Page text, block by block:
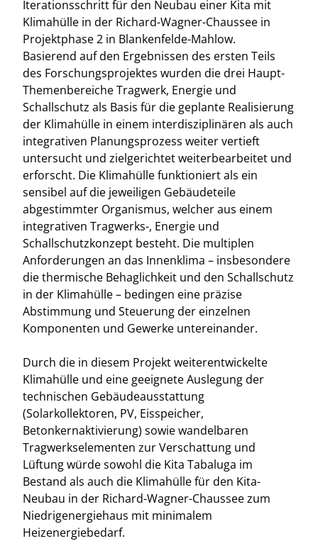
Iterationsschritt für den Neubau einer Kita mit
Klimahülle in der Richard-Wagner-Chaussee in
Projektphase 2 in Blankenfelde-Mahlow.
Basierend auf den Ergebnissen des ersten Teils
des Forschungsprojektes wurden die drei Haupt-
Themenbereiche Tragwerk, Energie und
Schallschutz als Basis für die geplante Realisierung
der Klimahülle in einem interdisziplinären als auch
integrativen Planungsprozess weiter vertieft
untersucht und zielgerichtet weiterbearbeitet und
erforscht. Die Klimahülle funktioniert als ein
sensibel auf die jeweiligen Gebäudeteile
abgestimmter Organismus, welcher aus einem
integrativen Tragwerks-, Energie und
Schallschutzkonzept besteht. Die multiplen
Anforderungen an das Innenklima – insbesondere
die thermische Behaglichkeit und den Schallschutz
in der Klimahülle – bedingen eine präzise
Abstimmung und Steuerung der einzelnen
Komponenten und Gewerke untereinander.
Durch die in diesem Projekt weiterentwickelte
Klimahülle und eine geeignete Auslegung der
technischen Gebäudeausstattung
(Solarkollektoren, PV, Eisspeicher,
Betonkernaktivierung) sowie wandelbaren
Tragwerkselementen zur Verschattung und
Lüftung würde sowohl die Kita Tabaluga im
Bestand als auch die Klimahülle für den Kita-
Neubau in der Richard-Wagner-Chaussee zum
Niedrigenergiehaus mit minimalem
Heizenergiebedarf.